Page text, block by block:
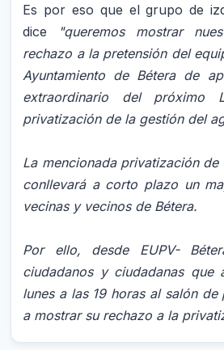
Es por eso que el grupo de
dice
"queremos mostrar
rechazo a la pretensión del
Ayuntamiento de Bétera de
extraordinario del próximo
privatización de la gestión del
La mencionada privatización
conllevará a corto plazo un
vecinas y vecinos de Bétera.
Por ello, desde EUPV-
ciudadanos y ciudadanas que
lunes a las 19 horas al salón de
a mostrar su rechazo a la